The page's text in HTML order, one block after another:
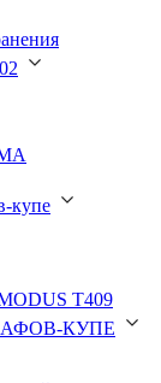
купе
T409
КУПЕ